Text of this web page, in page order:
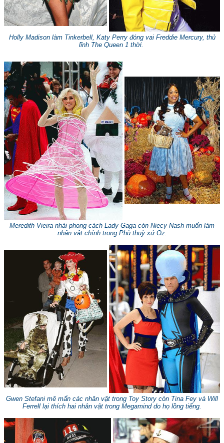
Holly Madison làm Tinkerbell, Katy Perry đóng vai Freddie Mercury, thủ
lĩnh The Queen 1 thời.
Meredith Vieira nhái phong cách Lady Gaga còn Niecy Nash muốn làm
nhân vật chính trongPhù thuỳ xứ Oz.
Gwen Stefani mê mẩn các nhân vật trong Toy Story còn Tina Fey và Will
Ferrell lại thích hai nhân vật trong Megamind do họ lồng tiếng.